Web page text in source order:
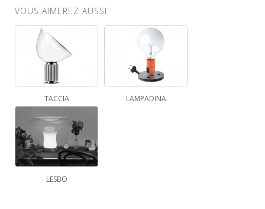
VOUS AIMEREZ AUSSI :
TACCIA LAMPADINA
LESBO